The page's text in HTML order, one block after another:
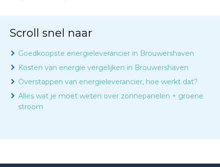
Scroll snel naar
Goedkoopste energieleverancier in Brouwershaven
Kosten van energie vergelijken in Brouwershaven
Overstappen van energieleverancier, hoe werkt dat?
Alles wat je moet weten over zonnepanelen + groene
stroom